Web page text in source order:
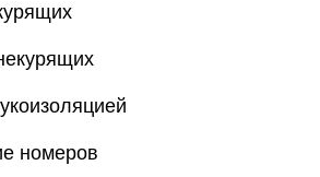
номеров